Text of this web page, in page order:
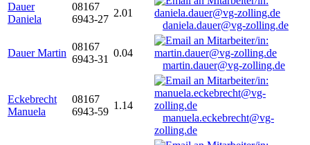
Dauer
Daniela
08167
6943-27
2.01
daniela.dauer@vg-zolling.de
Dauer Martin
08167
6943-31
0.04
martin.dauer@vg-zolling.de
Eckebrecht
Manuela
08167
6943-59
1.14
manuela.eckebrecht@vg-
zolling.de